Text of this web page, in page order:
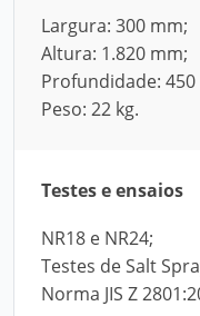
Largura: 300 mm;
Altura: 1.820 mm;
Profundidade: 450
Peso: 22 kg.
Testes e ensaios
NR18 e NR24;
Testes de Salt
Norma JIS Z